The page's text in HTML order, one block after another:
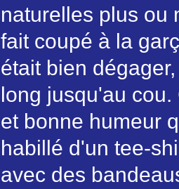
naturelles plus ou
fait coupé à la
était bien
long jusqu'au
et bonne humeur
habillé d'un tee-
avec des